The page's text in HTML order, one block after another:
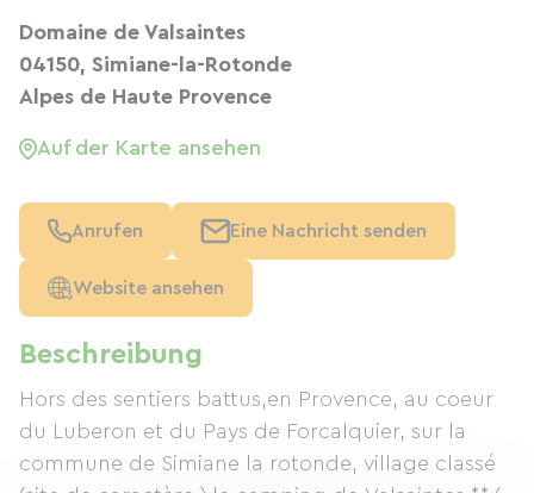
Beschreibung
Hors des sentiers battus,en Provence, au coeur
du Luberon et du Pays de Forcalquier, sur la
commune de Simiane la rotonde, village classé
Domaine de Valsaintes
04150, Simiane-la-Rotonde
Alpes de Haute Provence
Auf der Karte ansehen
Anrufen Eine Nachricht senden
Website ansehen